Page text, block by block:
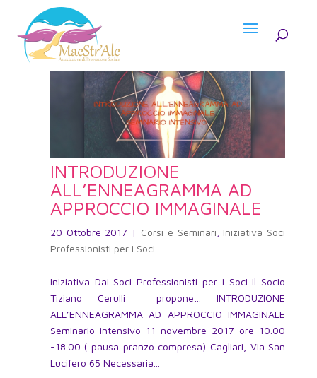
INTRODUZIONE
ALL’ENNEAGRAMMA AD
APPROCCIO IMMAGINALE
20 Ottobre 2017 | Corsi e Seminari, Iniziativa Soci
Professionisti per i Soci
Iniziativa Dai Soci Professionisti per i Soci Il Socio
Tiziano Cerulli propone… INTRODUZIONE
ALL’ENNEAGRAMMA AD APPROCCIO IMMAGINALE
Seminario intensivo 11 novembre 2017 ore 10.00
-18.00 ( pausa pranzo compresa) Cagliari, Via San
Lucifero 65 Necessaria...